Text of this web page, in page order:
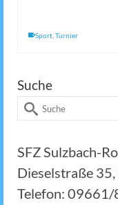
Sport Turnier
Suche
Suche
SFZ Sulzbach-
Dieselstraße
Telefon: